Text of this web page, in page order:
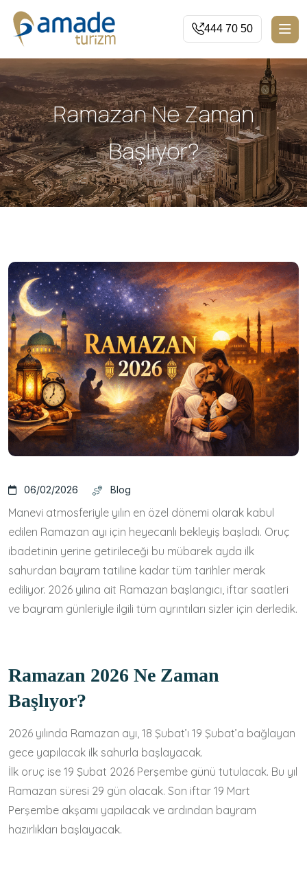
Ramazan Ne Zaman
Başlıyor?
06/02/2026 Blog
Manevi atmosferiyle yılın en özel dönemi olarak kabul
edilen Ramazan ayı için heyecanlı bekleyiş başladı. Oruç
ibadetinin yerine getirileceği bu mübarek ayda ilk
sahurdan bayram tatiline kadar tüm tarihler merak
ediliyor. 2026 yılına ait Ramazan başlangıcı, iftar saatleri
ve bayram günleriyle ilgili tüm ayrıntıları sizler için derledik.
Ramazan 2026 Ne Zaman
Başlıyor?
2026 yılında Ramazan ayı, 18 Şubat’ı 19 Şubat’a bağlayan
gece yapılacak ilk sahurla başlayacak.
İlk oruç ise 19 Şubat 2026 Perşembe günü tutulacak. Bu yıl
Ramazan süresi 29 gün olacak. Son iftar 19 Mart
Perşembe akşamı yapılacak ve ardından bayram
hazırlıkları başlayacak.
444 70 50